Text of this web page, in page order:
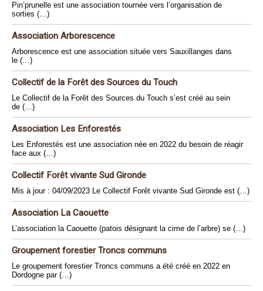
Pin’prunelle est une association tournée vers l’organisation de
sorties (…)
Association Arborescence
Arborescence est une association située vers Sauxillanges dans
le (…)
Collectif de la Forêt des Sources du Touch
Le Collectif de la Forêt des Sources du Touch s’est créé au sein
de (…)
Association Les Enforestés
Les Enforestés est une association née en 2022 du besoin de réagir
face aux (…)
Collectif Forêt vivante Sud Gironde
Mis à jour : 04/09/2023 Le Collectif Forêt vivante Sud Gironde est (…)
Association La Caouette
L’association la Caouette (patois désignant la cime de l’arbre) se (…)
Groupement forestier Troncs communs
Le groupement forestier Troncs communs a été créé en 2022 en
Dordogne par (…)